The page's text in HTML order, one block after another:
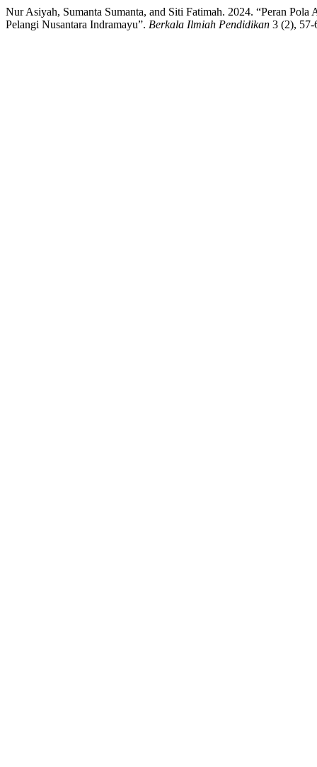
Nur Asiyah, Sumanta Sumanta, and Siti Fatimah. 2024. “Peran
Pelangi Nusantara Indramayu”. Berkala Ilmiah Pendidikan 3 (2), 57-